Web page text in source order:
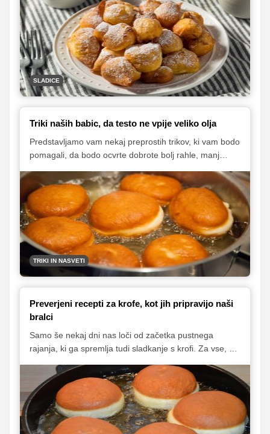
SLADICE
Triki naših babic, da testo ne vpije veliko olja
Predstavljamo vam nekaj preprostih trikov, ki vam bodo
pomagali, da bodo ocvrte dobrote bolj rahle, manj
TRIKI IN NASVETI
Preverjeni recepti za krofe, kot jih pripravijo naši
bralci
Samo še nekaj dni nas loči od začetka pustnega
rajanja, ki ga spremlja tudi sladkanje s krofi. Za vse, ki
pobrskali po našem arhivu in na kup zbrali najboljše
recepte za krofe, ki so nam jih zaupali naši bralci. Med
njimi se najde marsikaj zanimivega – od veganskih
krofov in pustnih krofov brez jajc, do bogatih krofov, ki
ostanejo rahli in mehki tudi naslednji dan.